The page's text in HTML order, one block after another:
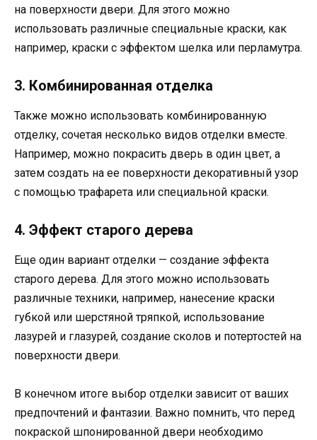
на поверхности двери. Для этого можно
использовать различные специальные краски, как
например, краски с эффектом шелка или перламутра.
3. Комбинированная отделка
Также можно использовать комбинированную
отделку, сочетая несколько видов отделки вместе.
Например, можно покрасить дверь в один цвет, а
затем создать на ее поверхности декоративный узор
с помощью трафарета или специальной краски.
4. Эффект старого дерева
Еще один вариант отделки — создание эффекта
старого дерева. Для этого можно использовать
различные техники, например, нанесение краски
губкой или шерстяной тряпкой, использование
лазурей и глазурей, создание сколов и потертостей на
поверхности двери.
В конечном итоге выбор отделки зависит от ваших
предпочтений и фантазии. Важно помнить, что перед
покраской шпонированной двери необходимо